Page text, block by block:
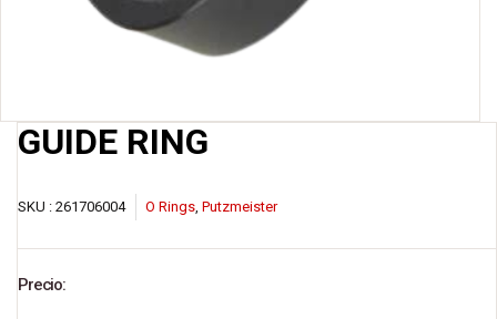
GUIDE RING
SKU : 261706004 O Rings Putzmeister
Precio: